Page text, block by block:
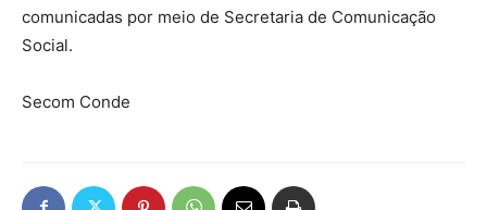
comunicadas por meio de Secretaria de Comunicação
Social.
Secom Conde